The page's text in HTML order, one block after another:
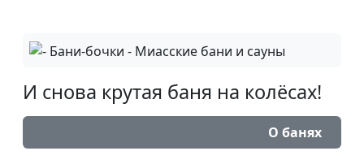
И снова крутая баня на колёсах!
О банях